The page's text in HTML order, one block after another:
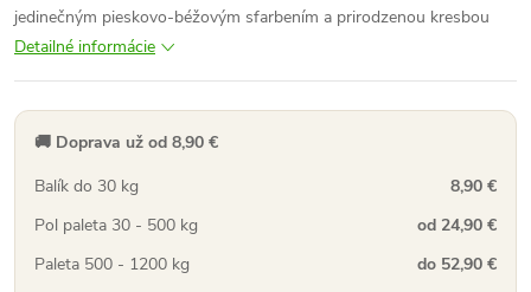
jedinečným pieskovo-béžovým sfarbením a prirodzenou kresbou
Detailné informácie
🚚 Doprava už od 8,90 €
Balík do 30 kg
8,90 €
Pol paleta 30 - 500 kg
od 24,90 €
Paleta 500 - 1200 kg
do 52,90 €